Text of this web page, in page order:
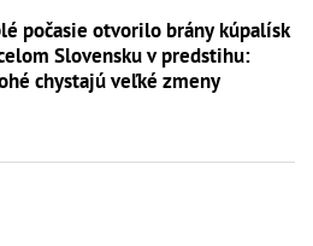
počasie otvorilo brány kúpalísk
Slovensku v predstihu:
chystajú veľké zmeny